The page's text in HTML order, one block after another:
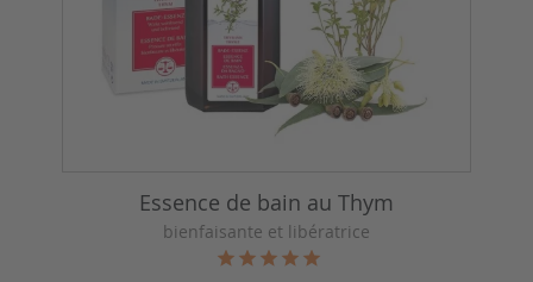
Essence de bain au Thym
bienfaisante et libératrice